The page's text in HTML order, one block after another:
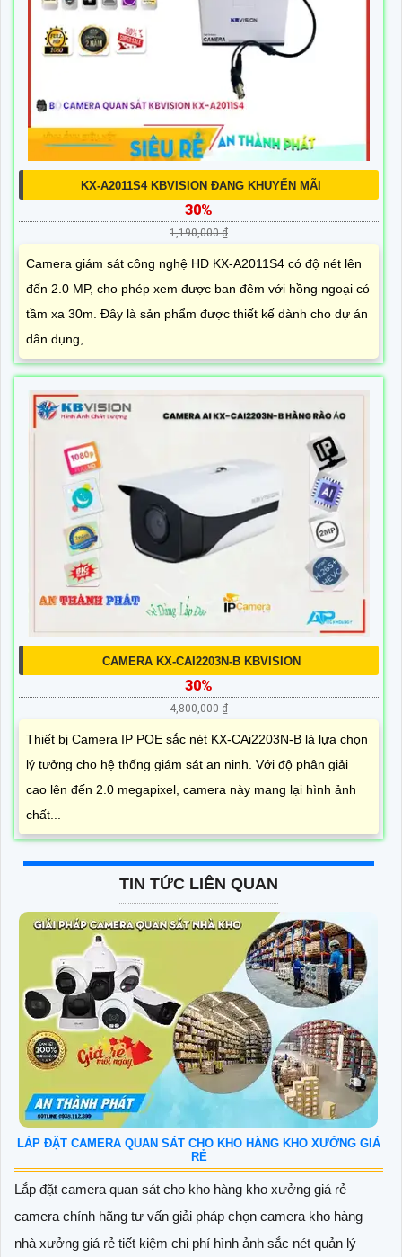
KX-A2011S4 KBVISION ĐANG KHUYẾN MÃI
30%
1,190,000 ₫
Camera giám sát công nghệ HD KX-A2011S4 có độ nét lên
đến 2.0 MP, cho phép xem được ban đêm với hồng ngoại có
tầm xa 30m. Đây là sản phẩm được thiết kế dành cho dự án
dân dụng,...
CAMERA KX-CAI2203N-B KBVISION
30%
4,800,000 ₫
Thiết bị Camera IP POE sắc nét KX-CAi2203N-B là lựa chọn
lý tưởng cho hệ thống giám sát an ninh. Với độ phân giải
cao lên đến 2.0 megapixel, camera này mang lại hình ảnh
chất...
TIN TỨC LIÊN QUAN
LẮP ĐẶT CAMERA QUAN SÁT CHO KHO HÀNG KHO XƯỞNG GIÁ
RẺ
Lắp đặt camera quan sát cho kho hàng kho xưởng giá rẻ
camera chính hãng tư vấn giải pháp chọn camera kho hàng
nhà xưởng giá rẻ tiết kiệm chi phí hình ảnh sắc nét quản lý